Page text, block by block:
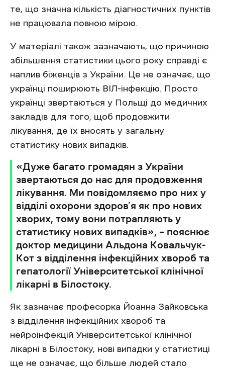
те, що значна кількість діагностичних пунктів
не працювала повною мірою.
У матеріалі також зазначають, що причиною
збільшення статистики цього року справді є
наплив біженців з України. Це не означає, що
українці поширюють ВІЛ-інфекцію. Просто
українці звертаються у Польщі до медичних
закладів для того, щоб продовжити
лікування, де їх вносять у загальну
статистику нових випадків.
«Дуже багато громадян з України
звертаються до нас для продовження
лікування. Ми повідомляємо про них у
відділі охорони здоров’я як про нових
хворих, тому вони потрапляють у
статистику нових випадків», – пояснює
доктор медицини Альдона Ковальчук-
Кот з відділення інфекційних хвороб та
гепатології Університетської клінічної
лікарні в Білостоку.
Як зазначає професорка Йоанна Зайковська
з відділення інфекційних хвороб та
нейроінфекцій Університетської клінічної
лікарні в Білостоку, нові випадки у статистиці
ще не означає, що більше людей стало